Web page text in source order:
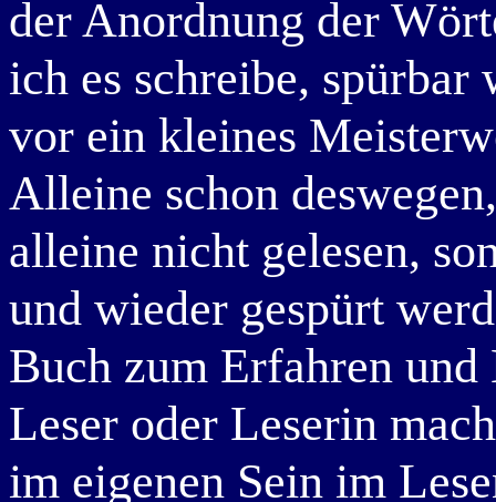
der Anordnung der
ich es schreibe,
vor ein kleines
Alleine schon
alleine nicht gelesen,
und wieder gespürt
Buch zum Erfahren und
Leser oder Leserin
im eigenen Sein im